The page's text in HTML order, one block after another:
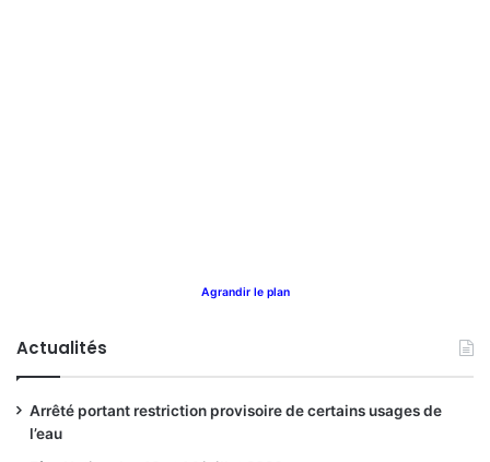
Agrandir le plan
Actualités
Arrêté portant restriction provisoire de certains usages de
l’eau